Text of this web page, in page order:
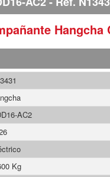
Hangcha
AC2
Kg